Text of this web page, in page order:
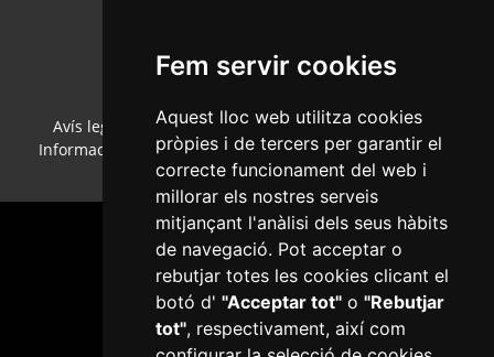
Fem servir cookies
Aquest lloc web utilitza cookies
pròpies i de tercers per garantir el
correcte funcionament del web i
millorar els nostres serveis
mitjançant l'anàlisi dels seus hàbits
de navegació. Pot acceptar o
rebutjar totes les cookies clicant el
botó d' "Acceptar tot"o "Rebutjar
tot", respectivament, així com
salutpublica@reus.cat
Avís legal Política de cookies·Política de privacitat
Informació bàsica RGPD· Accessibilitat ·Col·laboradors
Mapa web·Configurar cookies
Plaça del Mercadal · 43201 Reus